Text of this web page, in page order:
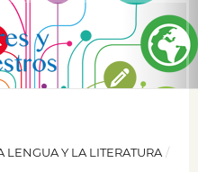
LENGUA Y LA LITERATURA /